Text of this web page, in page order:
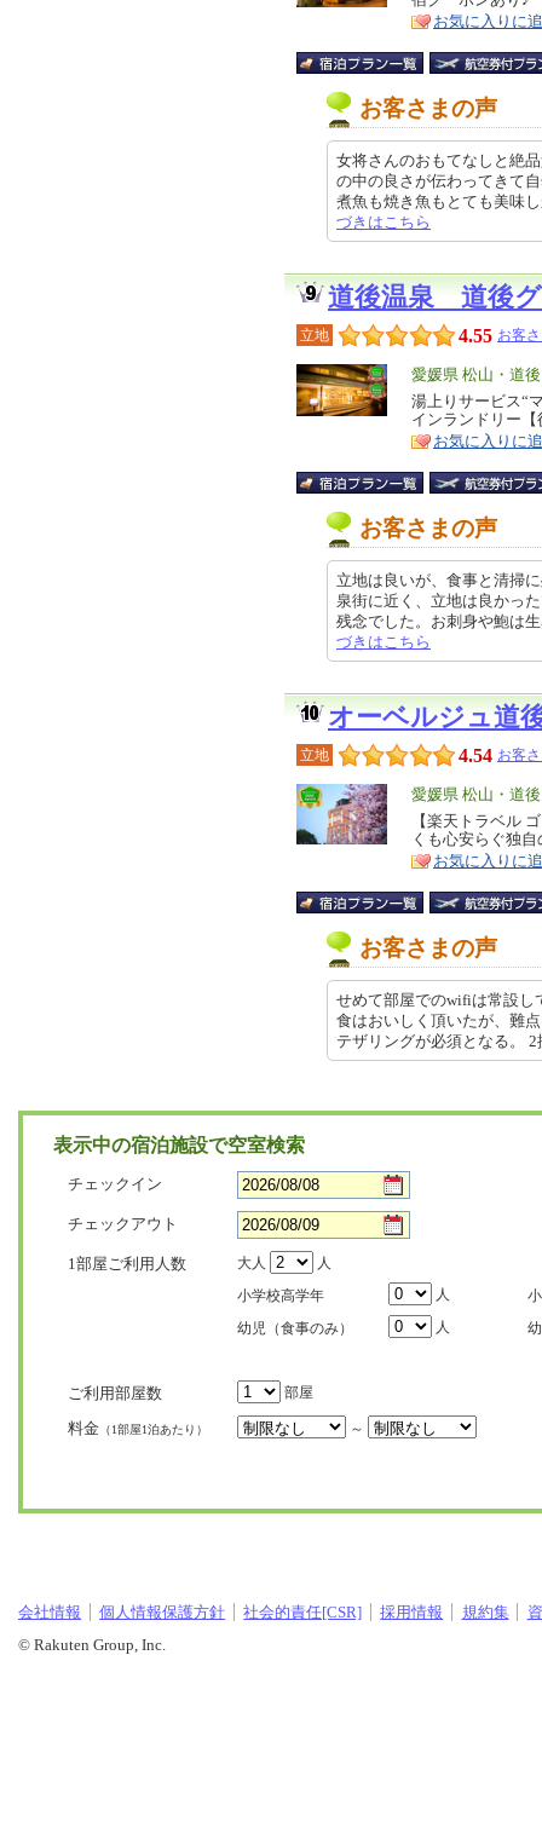
ア
徴
お気に入りに
お客さまの声
女将さんのおもてなしと絶
の中の良さが伝わってきて
煮魚も焼き魚もとても美味
づきはこちら
道後温泉 道後
立地 4.55 お客
エ
リ
ア
愛媛県 松山・道後
特
徴
湯上りサービス“
インランドリー
お気に入りに
お客さまの声
立地は良いが、食事と清掃
泉街に近く、立地は良かっ
残念でした。お刺身や鮑は
づきはこちら
オーベルジュ道
立地 4.54 お客
エ
リ
ア
愛媛県 松山・道後
特
徴
【楽天トラベル
くも心安らぐ独
お気に入りに
お客さまの声
せめて部屋でのwifiは常設し
食はおいしく頂いたが、難
テザリングが必須となる。
表示中の宿泊施設で空室検索
チェックイン
チェックアウト
1部屋ご利用人数 大人
人
小学校高学年
人
幼児（食事のみ）
人
ご利用部屋数 部屋
料金 （1部屋1泊あたり） ～
会社情報 個人情報保護方針 社会的責任[CSR] 採用情報 規約集
© Rakuten Group, Inc.